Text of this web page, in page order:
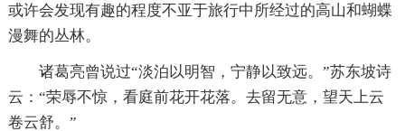
或许会发现有趣的程度不亚于旅行中所经过的高山和蝴蝶
漫舞的丛林。
诸葛亮曾说过“淡泊以明智，宁静以致远。”苏东坡诗
云：“荣辱不惊，看庭前花开花落。去留无意，望天上云
卷云舒。”